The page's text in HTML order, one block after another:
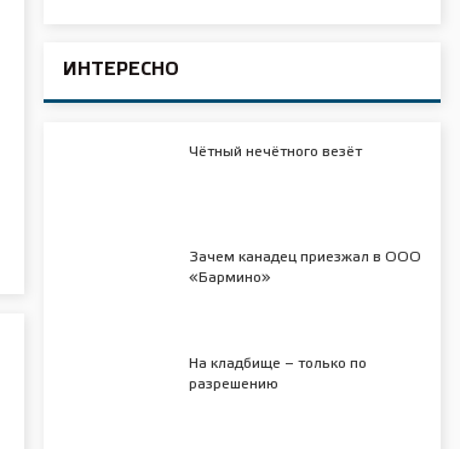
ИНТЕРЕСНО
Чётный нечётного везёт
Зачем канадец приезжал в ООО
«Бармино»
На кладбище – только по
разрешению